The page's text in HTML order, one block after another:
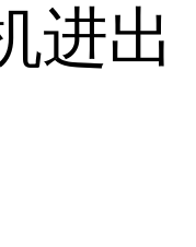
进出